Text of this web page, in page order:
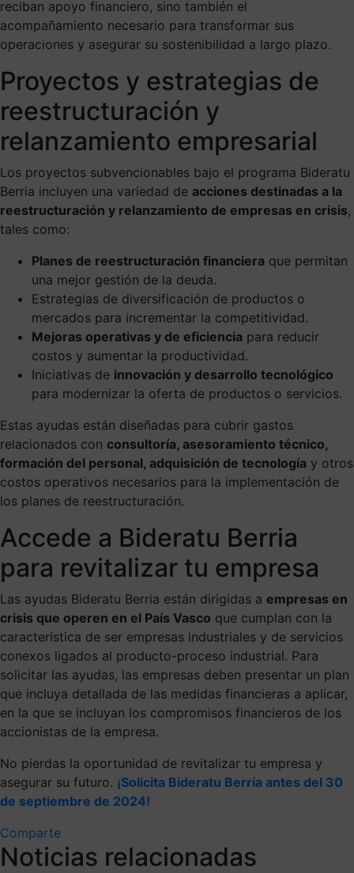
reciban apoyo financiero, sino también el
acompañamiento necesario para transformar sus
operaciones y asegurar su sostenibilidad a largo plazo.
Proyectos y estrategias de
reestructuración y
relanzamiento empresarial
Los proyectos subvencionables bajo el programa Bideratu
Berria incluyen una variedad de acciones destinadas a la
reestructuración y relanzamiento de empresas en crisis,
tales como:
Planes de reestructuración financiera que permitan
una mejor gestión de la deuda.
Estrategias de diversificación de productos o
mercados para incrementar la competitividad.
Mejoras operativas y de eficiencia para reducir
costos y aumentar la productividad.
Iniciativas de innovación y desarrollo tecnológico
para modernizar la oferta de productos o servicios.
Estas ayudas están diseñadas para cubrir gastos
relacionados con consultoría, asesoramiento técnico,
formación del personal, adquisición de tecnología y otros
costos operativos necesarios para la implementación de
los planes de reestructuración.
Accede a Bideratu Berria
para revitalizar tu empresa
Las ayudas Bideratu Berria están dirigidas a empresas en
crisis que operen en el País Vasco que cumplan con la
característica de ser empresas industriales y de servicios
conexos ligados al producto-proceso industrial. Para
solicitar las ayudas, las empresas deben presentar un plan
que incluya detallada de las medidas financieras a aplicar,
en la que se incluyan los compromisos financieros de los
accionistas de la empresa.
No pierdas la oportunidad de revitalizar tu empresa y
asegurar su futuro. ¡Solicita Bideratu Berria antes del 30
de septiembre de 2024!
Comparte
Noticias relacionadas